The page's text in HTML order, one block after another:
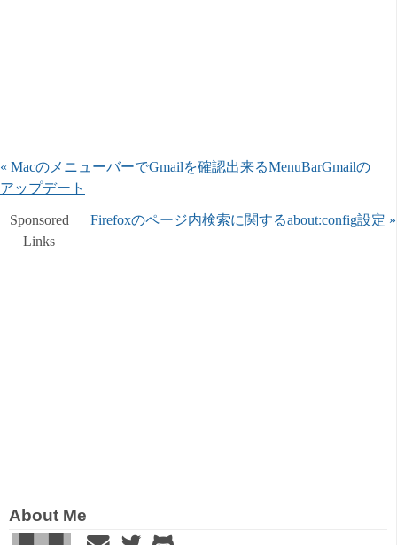
« MacのメニューバーでGmailを確認出来るMenuBarGmailの
アップデート
Firefoxのページ内検索に関するabout:config設定 »
Sponsored
Links
About Me